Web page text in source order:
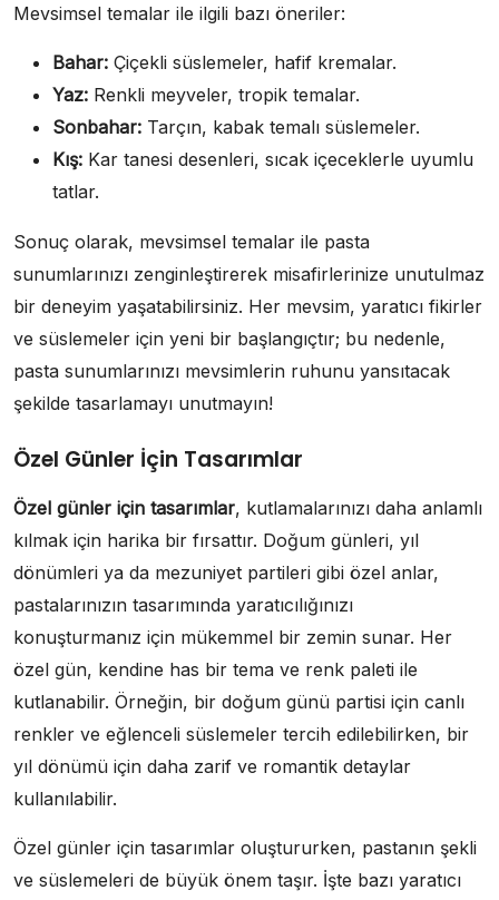
Mevsimsel temalar ile ilgili bazı öneriler:
Bahar: Çiçekli süslemeler, hafif kremalar.
Yaz: Renkli meyveler, tropik temalar.
Sonbahar: Tarçın, kabak temalı süslemeler.
Kış: Kar tanesi desenleri, sıcak içeceklerle uyumlu
tatlar.
Sonuç olarak, mevsimsel temalar ile pasta
sunumlarınızı zenginleştirerek misafirlerinize unutulmaz
bir deneyim yaşatabilirsiniz. Her mevsim, yaratıcı fikirler
ve süslemeler için yeni bir başlangıçtır; bu nedenle,
pasta sunumlarınızı mevsimlerin ruhunu yansıtacak
şekilde tasarlamayı unutmayın!
Özel Günler İçin Tasarımlar
Özel günler için tasarımlar, kutlamalarınızı daha anlamlı
kılmak için harika bir fırsattır. Doğum günleri, yıl
dönümleri ya da mezuniyet partileri gibi özel anlar,
pastalarınızın tasarımında yaratıcılığınızı
konuşturmanız için mükemmel bir zemin sunar. Her
özel gün, kendine has bir tema ve renk paleti ile
kutlanabilir. Örneğin, bir doğum günü partisi için canlı
renkler ve eğlenceli süslemeler tercih edilebilirken, bir
yıl dönümü için daha zarif ve romantik detaylar
kullanılabilir.
Özel günler için tasarımlar oluştururken, pastanın şekli
ve süslemeleri de büyük önem taşır. İşte bazı yaratıcı